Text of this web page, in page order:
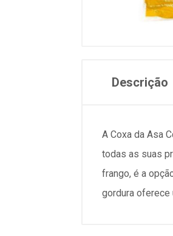
Descrição
A Coxa da Asa
todas as suas
frango, é a
gordura oferece